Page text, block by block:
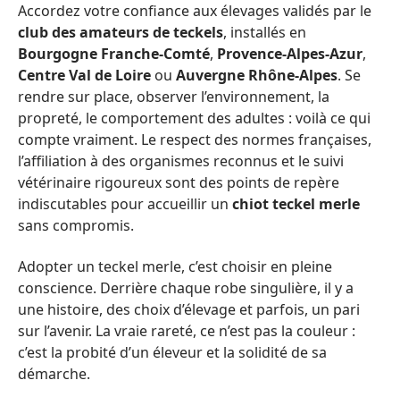
Accordez votre confiance aux élevages validés par le
club des amateurs de teckels, installés en
Bourgogne Franche-Comté, Provence-Alpes-Azur,
Centre Val de Loire ou Auvergne Rhône-Alpes. Se
rendre sur place, observer l’environnement, la
propreté, le comportement des adultes : voilà ce qui
compte vraiment. Le respect des normes françaises,
l’affiliation à des organismes reconnus et le suivi
vétérinaire rigoureux sont des points de repère
indiscutables pour accueillir un chiot teckel merle
sans compromis.
Adopter un teckel merle, c’est choisir en pleine
conscience. Derrière chaque robe singulière, il y a
une histoire, des choix d’élevage et parfois, un pari
sur l’avenir. La vraie rareté, ce n’est pas la couleur :
c’est la probité d’un éleveur et la solidité de sa
démarche.